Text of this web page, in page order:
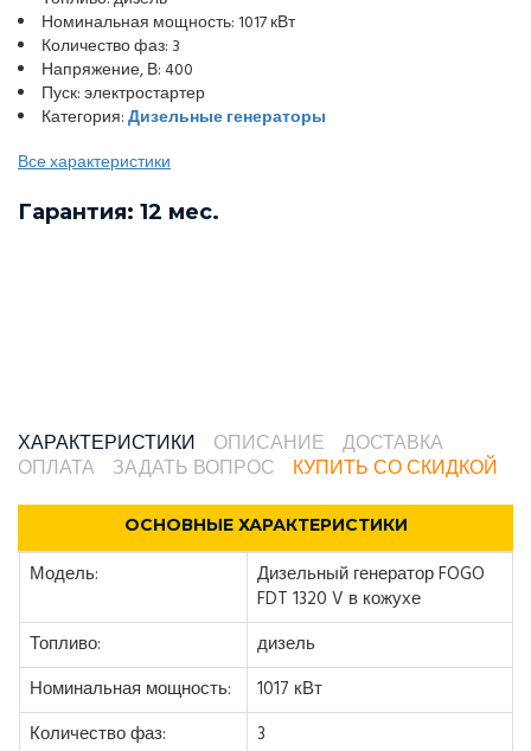
Номинальная мощность: 1017 кВт
Количество фаз: 3
Напряжение, В: 400
Пуск: электростартер
Категория:Дизельные генераторы
Все характеристики
Гарантия: 12 мес.
ХАРАКТЕРИСТИКИ ОПИСАНИЕ
ДОСТАВКА
ОПЛАТА
ЗАДАТЬ ВОПРОС КУПИТЬ СО СКИДКОЙ
ОСНОВНЫЕ ХАРАКТЕРИСТИКИ
Модель:
Дизельный генератор FOGO
FDT 1320 V в кожухе
Топливо:
дизель
Номинальная мощность:
1017 кВт
Количество фаз:
3